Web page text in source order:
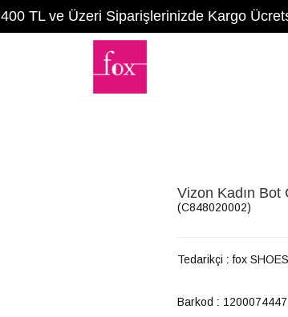
400 TL ve Üzeri Siparişlerinizde Kargo
Vizon Kadın Bot
(C848020002)
Tedarikçi : fox SHOES
Barkod : 1200074447